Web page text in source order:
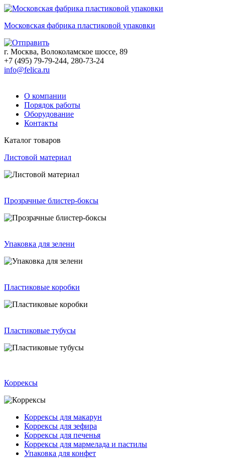
Московская фабрика пластиковой упаковки
г. Москва, Волоколамское шоссе, 89
+7 (495) 79-79-244, 280-73-24
info@felica.ru
О компании
Порядок работы
Оборудование
Контакты
Каталог товаров
Листовой материал
Прозрачные блистер-боксы
Упаковка для зелени
Пластиковые коробки
Пластиковые тубусы
Коррексы
Коррексы для макарун
Коррексы для зефира
Коррексы для печенья
Коррексы для мармелада и пастилы
Упаковка для конфет